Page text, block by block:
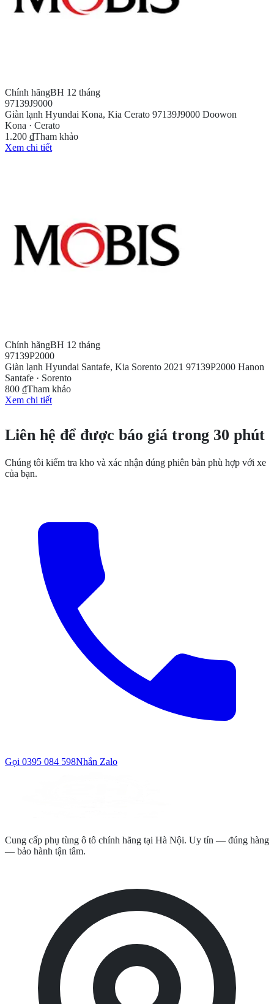
Chính hãngBH 12 tháng
97139J9000
Giàn lạnh Hyundai Kona, Kia Cerato 97139J9000 Doowon
Kona · Cerato
1.200 ₫Tham khảo
Xem chi tiết
Chính hãngBH 12 tháng
97139P2000
Giàn lạnh Hyundai Santafe, Kia Sorento 2021 97139P2000 Hanon
Santafe · Sorento
800 ₫Tham khảo
Xem chi tiết
Liên hệ để được báo giá trong 30 phút
Chúng tôi kiểm tra kho và xác nhận đúng phiên bản phù hợp với xe
của bạn.
Gọi 0395 084 598Nhắn Zalo
Cung cấp phụ tùng ô tô chính hãng tại Hà Nội. Uy tín — đúng hàng
— bảo hành tận tâm.